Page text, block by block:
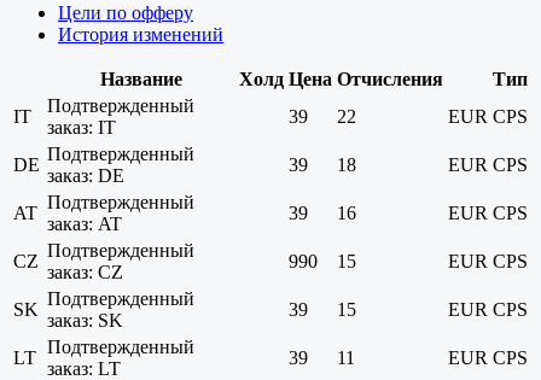
Цели по офферу
История изменений
Название Холд Цена Отчисления
Тип
IT
Подтвержденный
заказ: IT
39 22 EUR CPS
DE
Подтвержденный
заказ: DE
39 18 EUR CPS
AT
Подтвержденный
заказ: AT
39 16 EUR CPS
CZ
Подтвержденный
заказ: CZ
990 15 EUR CPS
SK
Подтвержденный
заказ: SK
39 15 EUR CPS
LT
Подтвержденный
заказ: LT
39 11 EUR CPS